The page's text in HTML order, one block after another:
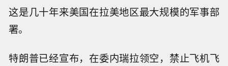
这是几十年来美国在拉美地区最大规模的军事部
署。
特朗普已经宣布，在委内瑞拉领空，禁止飞机飞